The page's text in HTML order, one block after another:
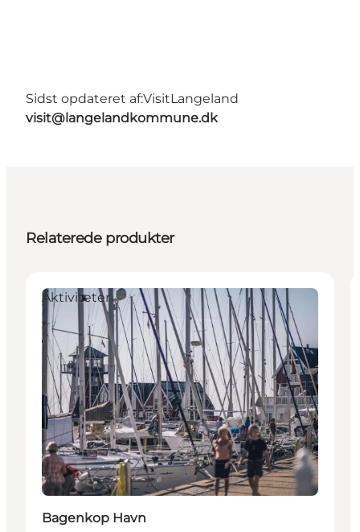
Sidst opdateret af:VisitLangeland
visit@langelandkommune.dk
Relaterede produkter
Aktiviteter
Bagenkop Havn